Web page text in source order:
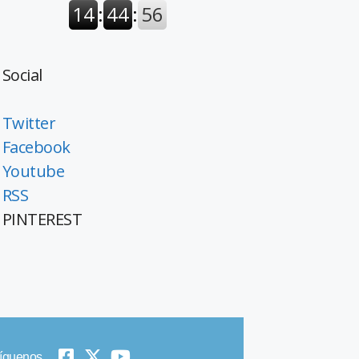
Social
Twitter
Facebook
Youtube
RSS
PINTEREST